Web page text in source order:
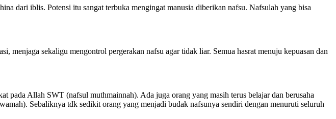
dari iblis. Potensi itu sangat terbuka mengingat manusia diberikan nafsu. Nafsulah yang bisa
menjaga sekaligu mengontrol pergerakan nafsu agar tidak liar. Semua hasrat menuju kepuasan dan
pada Allah SWT (nafsul muthmainnah). Ada juga orang yang masih terus belajar dan berusaha
Sebaliknya tdk sedikit orang yang menjadi budak nafsunya sendiri dengan menuruti seluruh